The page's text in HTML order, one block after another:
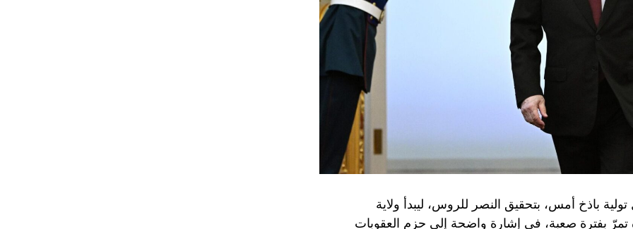
باذخ أمس، بتحقيق النصر للروس، ليبدأ ولاية
تمرّ بفترة صعبة، في إشارة واضحة إلى حزم العقوبات